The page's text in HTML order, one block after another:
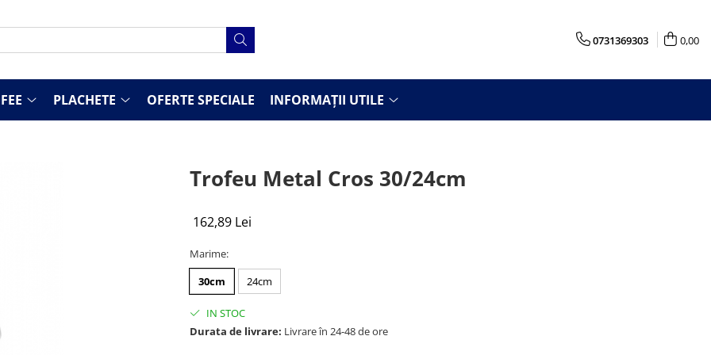
0731369303 0,00
PLACHETE OFERTE SPECIALE INFORMAȚII UTILE
Trofeu Metal Cros 30/24cm
162,89 Lei
Marime:
30cm
24cm
IN STOC
Durata de livrare: Livrare în 24-48 de ore